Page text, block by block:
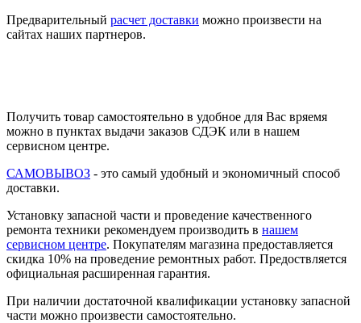
Предварительный расчет доставки можно произвести на
сайтах наших партнеров.
Получить товар самостоятельно в удобное для Вас вряемя
можно в пунктах выдачи заказов СДЭК или в нашем
сервисном центре.
САМОВЫВОЗ - это самый удобный и экономичный способ
доставки.
Установку запасной части и проведение качественного
ремонта техники рекомендуем производить в нашем
сервисном центре. Покупателям магазина предоставляется
скидка 10% на проведение ремонтных работ. Предоствляется
официальная расширенная гарантия.
При наличии достаточной квалификации установку запасной
части можно произвести самостоятельно.